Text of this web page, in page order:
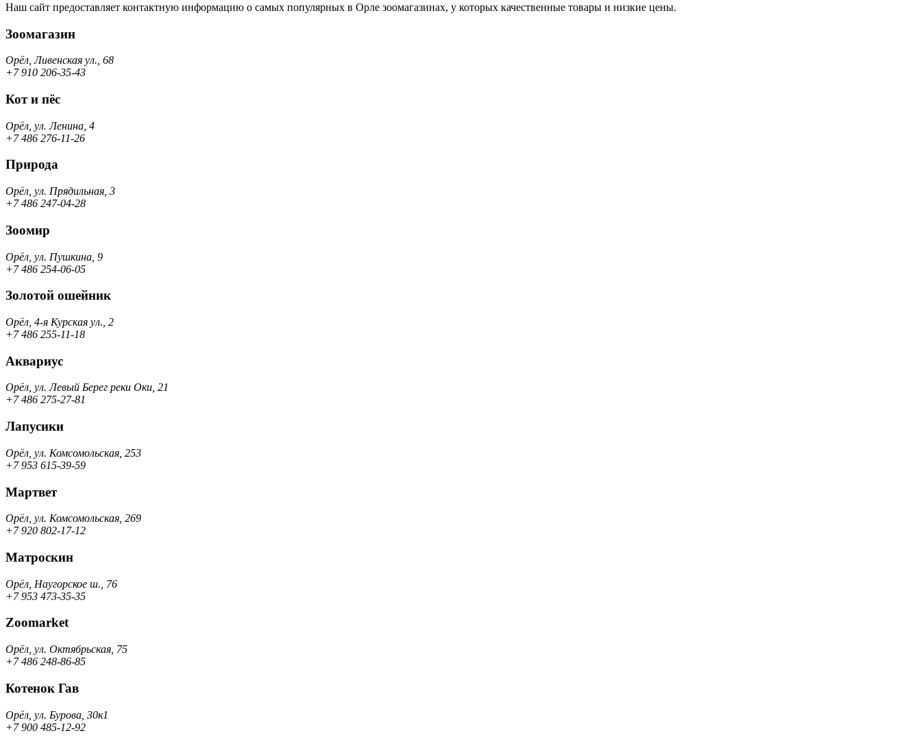
Наш сайт предоставляет контактную информацию о самых популярных в Орле зоомагазинах, у которых качественные товары и низкие цены.
Зоомагазин
Орёл, Ливенская ул., 68
+7 910 206-35-43
Кот и пёс
Орёл, ул. Ленина, 4
+7 486 276-11-26
Природа
Орёл, ул. Прядильная, 3
+7 486 247-04-28
Зоомир
Орёл, ул. Пушкина, 9
+7 486 254-06-05
Золотой ошейник
Орёл, 4-я Курская ул., 2
+7 486 255-11-18
Аквариус
Орёл, ул. Левый Берег реки Оки, 21
+7 486 275-27-81
Лапусики
Орёл, ул. Комсомольская, 253
+7 953 615-39-59
Мартвет
Орёл, ул. Комсомольская, 269
+7 920 802-17-12
Матроскин
Орёл, Наугорское ш., 76
+7 953 473-35-35
Zoomarket
Орёл, ул. Октябрьская, 75
+7 486 248-86-85
Котенок Гав
Орёл, ул. Бурова, 30к1
+7 900 485-12-92